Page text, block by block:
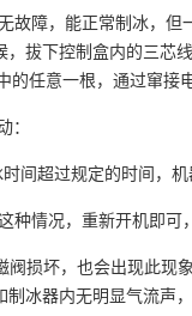
故障，能正常制冰，
，拔下控制盒内的三芯
的任意一根，通过窜接
间超过规定的时间，机
种情况，重新开机即可
阀损坏，也会出现此现
冰器内无明显气流声